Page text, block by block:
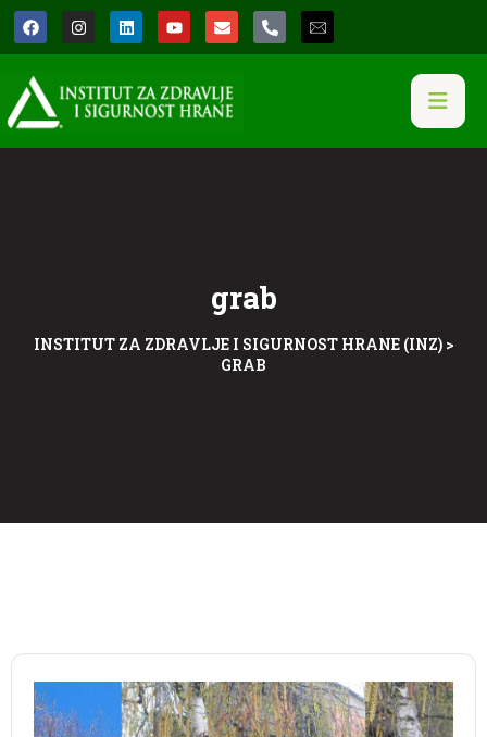
grab
INSTITUT ZA ZDRAVLJE I SIGURNOST HRANE (INZ)>
GRAB